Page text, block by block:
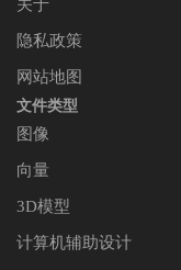
关于
隐私政策
网站地图
文件类型
图像
向量
3D模型
计算机辅助设计